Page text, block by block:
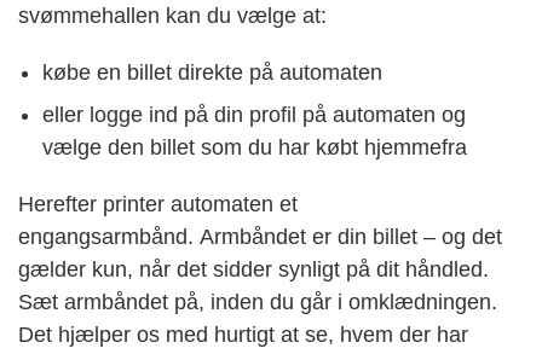
svømmehallen kan du vælge at:
købe en billet direkte på automaten
eller logge ind på din profil på automaten og
vælge den billet som du har købt hjemmefra
Herefter printer automaten et
engangsarmbånd. Armbåndet er din billet – og det
gælder kun, når det sidder synligt på dit håndled.
Sæt armbåndet på, inden du går i omklædningen.
Det hjælper os med hurtigt at se, hvem der har